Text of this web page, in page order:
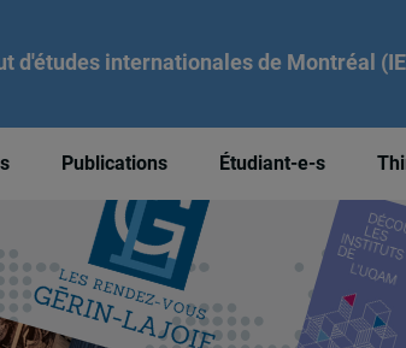
d'études internationales de Montréal
Publications Étudiant-e-s